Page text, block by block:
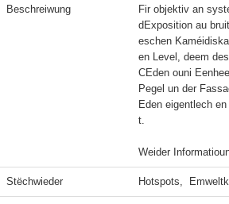
Beschreiwung
Fir objektiv an
dExposition au
eschen
en Level, deem
CEden ouni
Pegel un der
Eden eigentlech
t.
Weider
Stëchwieder Hotspots,